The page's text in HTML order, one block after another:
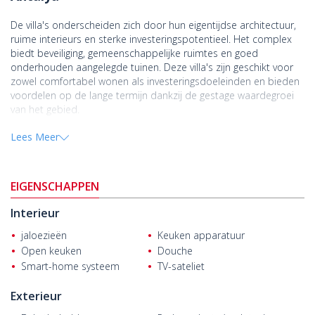
De villa's onderscheiden zich door hun eigentijdse architectuur,
ruime interieurs en sterke investeringspotentieel. Het complex
biedt beveiliging, gemeenschappelijke ruimtes en goed
onderhouden aangelegde tuinen. Deze villa's zijn geschikt voor
zowel comfortabel wonen als investeringsdoeleinden en bieden
voordelen op de lange termijn dankzij de gestage waardegroei
van het gebied.
De halfvrijstaande villa's zijn ontworpen met twee slaapkamers,
De halfvrijstaande villa's bevinden zich in een wooncomplex in
de wijk Göksu in Kepez, Antalya. Het gebied kent veel moderne
woonwijken en blijft groeien, wat aantrekkelijke kansen biedt
Kepez, een van de snelstgroeiende wijken van Antalya in de
afgelopen jaren, blijft in waarde stijgen dankzij aanhoudende
sociale voorzieningen en betaalbare woningen is de wijk een
Lees Meer
EIGENSCHAPPEN
Interieur
jaloezieën
Keuken apparatuur
Open keuken
Douche
Smart-home systeem
TV-sateliet
Exterieur